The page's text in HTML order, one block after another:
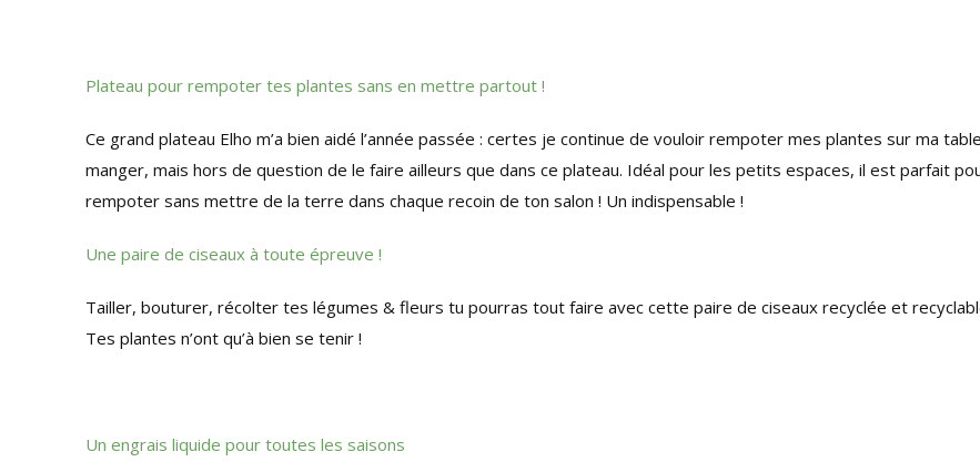
Plateau pour rempoter tes plantes sans en mettre partout !
Ce grand plateau Elho m’a bien aidé l’année passée : certes je continue de vouloir rempoter mes plantes sur ma
manger, mais hors de question de le faire ailleurs que dans ce plateau. Idéal pour les petits espaces, il est parfait
rempoter sans mettre de la terre dans chaque recoin de ton salon ! Un indispensable !
Une paire de ciseaux à toute épreuve !
Tailler, bouturer, récolter tes légumes & fleurs tu pourras tout faire avec cette paire de ciseaux recyclée et
Tes plantes n’ont qu’à bien se tenir !
Un engrais liquide pour toutes les saisons